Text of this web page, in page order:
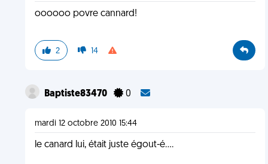
oooooo povre cannard!
2 14
Baptiste83470 0
mardi 12 octobre 2010 15:44
le canard lui, était juste égout-é....